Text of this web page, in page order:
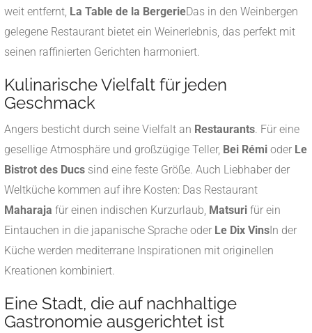
weit entfernt, La Table de la BergerieDas in den Weinbergen
gelegene Restaurant bietet ein Weinerlebnis, das perfekt mit
seinen raffinierten Gerichten harmoniert.
Kulinarische Vielfalt für jeden
Geschmack
Angers besticht durch seine Vielfalt an Restaurants. Für eine
gesellige Atmosphäre und großzügige Teller, Bei Rémi oder Le
Bistrot des Ducs sind eine feste Größe. Auch Liebhaber der
Weltküche kommen auf ihre Kosten: Das Restaurant
Maharaja für einen indischen Kurzurlaub, Matsuri für ein
Eintauchen in die japanische Sprache oder Le Dix VinsIn der
Küche werden mediterrane Inspirationen mit originellen
Kreationen kombiniert.
Eine Stadt, die auf nachhaltige
Gastronomie ausgerichtet ist